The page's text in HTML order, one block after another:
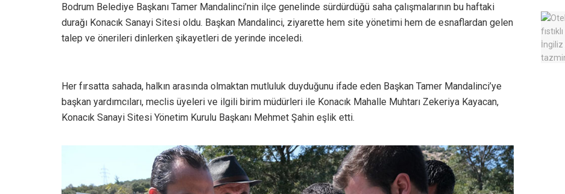
Bodrum Belediye Başkanı Tamer Mandalinci’nin ilçe genelinde sürdürdüğü saha çalışmalarının bu haftaki
durağı Konacık Sanayi Sitesi oldu. Başkan Mandalinci, ziyarette hem site yönetimi hem de esnaflardan gelen
talep ve önerileri dinlerken şikayetleri de yerinde inceledi.
Her fırsatta sahada, halkın arasında olmaktan mutluluk duyduğunu ifade eden Başkan Tamer Mandalinci’ye
başkan yardımcıları, meclis üyeleri ve ilgili birim müdürleri ile Konacık Mahalle Muhtarı Zekeriya Kayacan,
Konacık Sanayi Sitesi Yönetim Kurulu Başkanı Mehmet Şahin eşlik etti.